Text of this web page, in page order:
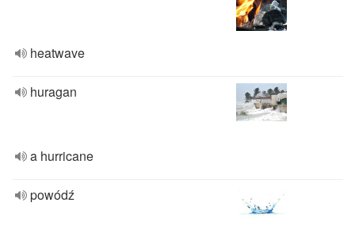
heatwave
huragan
a hurricane
powódź